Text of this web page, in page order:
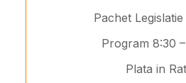
Pachet
Program 8:30
Plata in